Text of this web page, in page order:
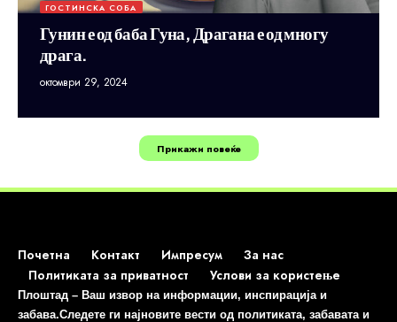
ГОСТИНСКА СОБА
Гунин е од баба Гуна, Драгана е од многу
драга.
октомври 29, 2024
Прикажи повеќе
Почетна Контакт Импресум
За нас
Политиката за приватност
Услови за користење
Плоштад – Ваш извор на информации, инспирација и
забава.Следете ги најновите вести од политиката, забавата и